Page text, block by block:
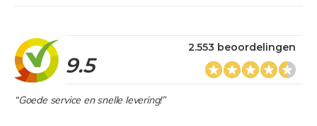
9.5
2.553 beoordelingen
“Goede service en snelle levering!”